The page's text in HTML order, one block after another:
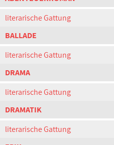
literarische Gattung
BALLADE
literarische Gattung
DRAMA
literarische Gattung
DRAMATIK
literarische Gattung